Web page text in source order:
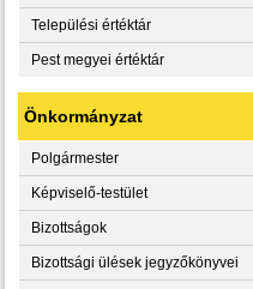
Települési értéktár
Pest megyei értéktár
Önkormányzat
Polgármester
Képviselő-testület
Bizottságok
Bizottsági ülések jegyzőkönyvei